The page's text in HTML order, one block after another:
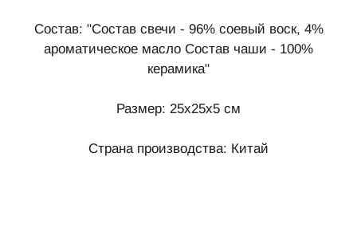
Состав: "Состав свечи - 96% соевый воск, 4%
ароматическое масло Состав чаши - 100%
керамика"
Размер: 25х25х5 см
Страна производства: Китай